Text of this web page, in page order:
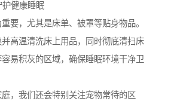
护健康睡眠
要，尤其是床单、被罩等贴身物品。
高温清洗床上用品，同时彻底清扫床
易积灰的区域，确保睡眠环境干净卫
，我们还会特别关注宠物常待的区